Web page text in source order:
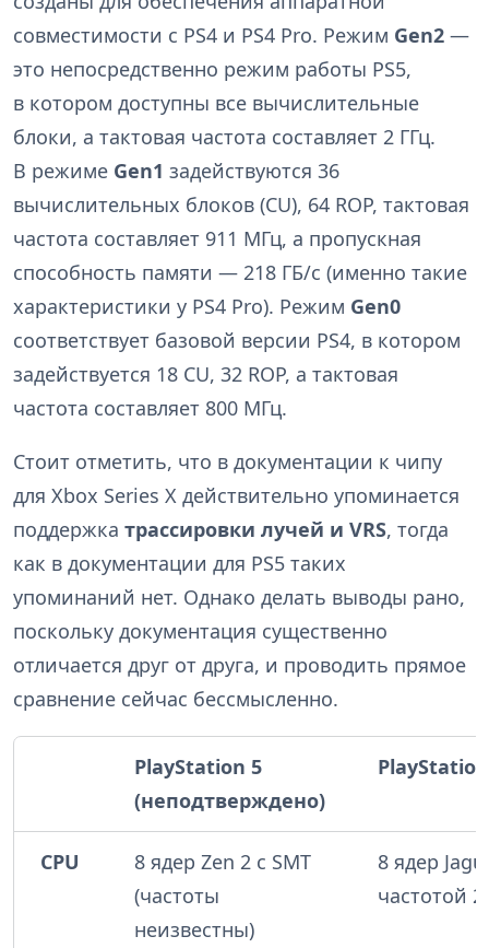
совместимости с PS4 и PS4 Pro. Режим Gen2 —
это непосредственно режим работы PS5,
в котором доступны все вычислительные
блоки, а тактовая частота составляет 2 ГГц.
В режиме Gen1 задействуются 36
вычислительных блоков (CU), 64 ROP, тактовая
частота составляет 911 МГц, а пропускная
способность памяти — 218 ГБ/с (именно такие
характеристики у PS4 Pro). Режим Gen0
соответствует базовой версии PS4, в котором
задействуется 18 CU, 32 ROP, а тактовая
частота составляет 800 МГц.
Стоит отметить, что в документации к чипу
для Xbox Series X действительно упоминается
поддержка трассировки лучей и VRS, тогда
как в документации для PS5 таких
упоминаний нет. Однако делать выводы рано,
поскольку документация существенно
отличается друг от друга, и проводить прямое
сравнение сейчас бессмысленно.
PlayStation 5
(неподтверждено)
CPU
8 ядер Zen 2 с SMT
(частоты
неизвестны)
8 ядер
частотой